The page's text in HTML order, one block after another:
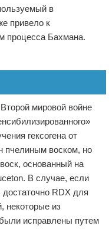
в
привело к
процесса Бахмана.
мировой войне
гексогена от
пчелиным воском, но
основанный на
В случае, если
RDX для
некоторые из
исправлены путем